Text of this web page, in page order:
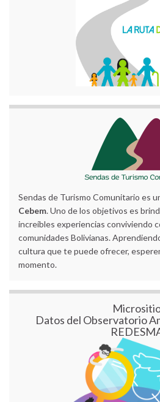
Sendas de Turismo Comunitario es
Cebem. Uno de los objetivos es
increíbles experiencias conviviendo
comunidades Bolivianas.
cultura que te puede ofrecer,
momento.
Datos del Observatorio